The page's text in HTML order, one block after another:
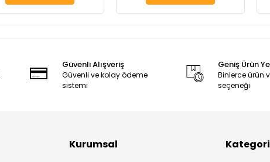
Güvenli Alışveriş
Güvenli ve kolay ödeme
sistemi
Geniş Ürün
Binlerce ürün
seçeneği
Kurumsal